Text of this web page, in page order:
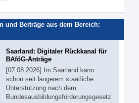
und Beiträge aus dem Bereich:
Saarland: Digitaler Rückkanal für
BAföG-Anträge
[07.08.2026] Im Saarland kann
schon seit längerem staatliche
Unterstützung nach dem
Bundesausbildungsförderungsgesetz